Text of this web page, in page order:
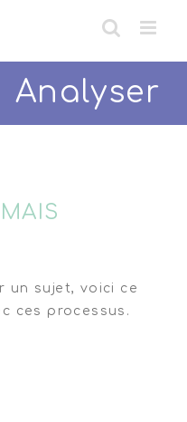
Analyser
un sujet, voici ce
ces processus.